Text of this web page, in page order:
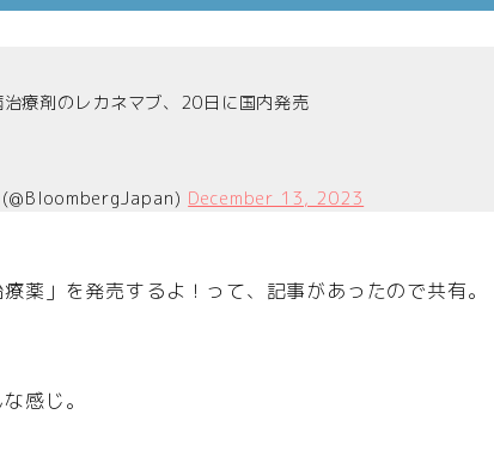
療剤のレカネマブ、20日に国内発売
December 13, 2023
薬」を発売するよ！って、記事があったので共有。
感じ。